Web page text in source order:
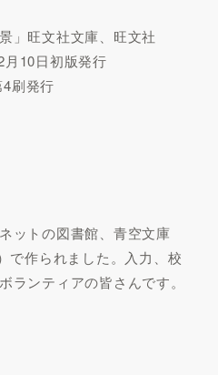
」旺文社文庫、旺文社
10日初版発行
発行
ットの図書館、青空文庫
で作られました。入力、校
ランティアの皆さんです。